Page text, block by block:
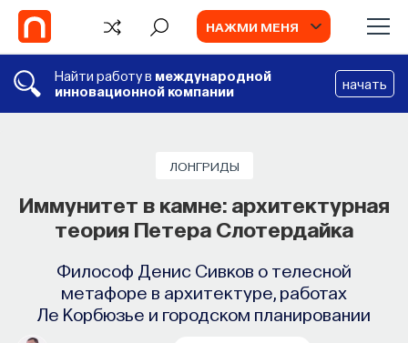
НАЖМИ МЕНЯ
Найти работу в международной
инновационной компании
начать
ЛОНГРИДЫ
Иммунитет в камне: архитектурная
теория Петера Слотердайка
Философ Денис Сивков о телесной
метафоре в архитектуре, работах
Ле Корбюзье и городском планировании